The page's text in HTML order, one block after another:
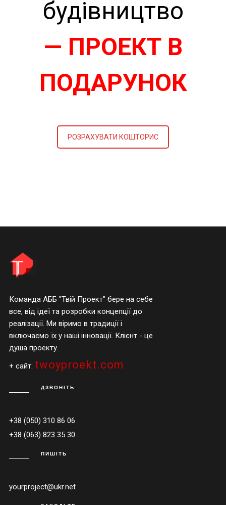
будівництво
— ПРОЕКТ В
ПОДАРУНОК
РОЗРАХУВАТИ КОШТОРИС
Команда АББ "Твій Проект" бере на себе
все, від ідеї та розробки концепції до
реалізації. Ми віримо в традиції і
включаємо їх у наші інновації. Клієнт - це
душа проекту.
+ сайт: twoyproekt.com
ДЗВОНІТЬ
+38 (050) 310 86 06
+38 (063) 823 35 30
ПИШІТЬ
yourproject@ukr.net